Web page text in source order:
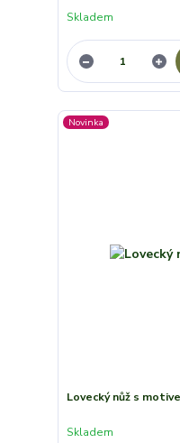
Skladem
Novinka
Lovecký nůž s
Skladem